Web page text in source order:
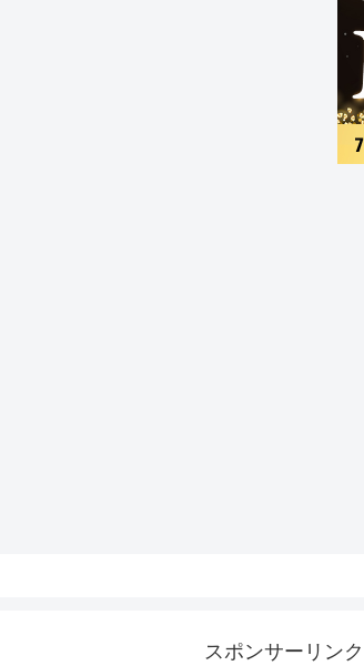
スポンサーリンク